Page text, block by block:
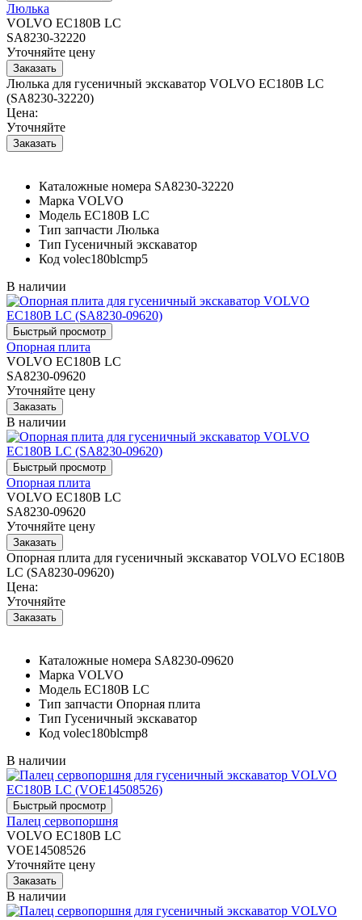
Люлька
VOLVO EC180B LC
SA8230-32220
Уточняйте цену
Люлька для гусеничный экскаватор VOLVO EC180B LC
(SA8230-32220)
Цена:
Уточняйте
Каталожные номера SA8230-32220
Марка VOLVO
Модель EC180B LC
Тип запчасти Люлька
Тип Гусеничный экскаватор
Код volec180blcmp5
В наличии
Опорная плита
VOLVO EC180B LC
SA8230-09620
Уточняйте цену
В наличии
Опорная плита
VOLVO EC180B LC
SA8230-09620
Уточняйте цену
Опорная плита для гусеничный экскаватор VOLVO EC180B
LC (SA8230-09620)
Цена:
Уточняйте
Каталожные номера SA8230-09620
Марка VOLVO
Модель EC180B LC
Тип запчасти Опорная плита
Тип Гусеничный экскаватор
Код volec180blcmp8
В наличии
Палец сервопоршня
VOLVO EC180B LC
VOE14508526
Уточняйте цену
В наличии